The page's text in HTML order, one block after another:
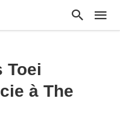
Toei
à The